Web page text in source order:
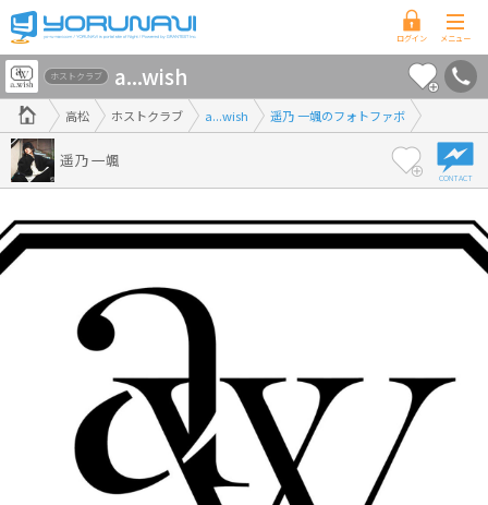
香
川
県
版
高松 ホストクラブ a...wish 遥乃 一颯のフォトファボ
ホストクラブ a...wish
遥乃 一颯